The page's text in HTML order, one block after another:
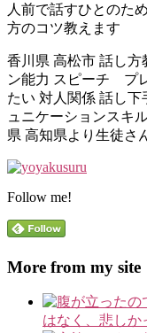
人前で話すひとのた
方のコツ教えます
香川県 高松市 話し方
ン能力 スピーチ プ
たい 対人関係 話し下
ュニケーションスキ
県 高知県より生徒さ
Follow me!
More from my site
はなく、悲しか